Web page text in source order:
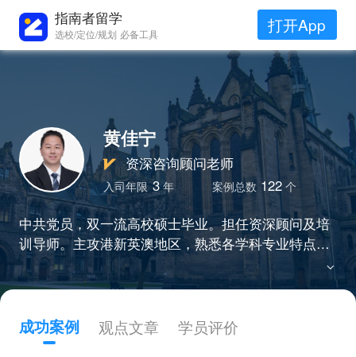
指南者留学
选校/定位/规划 必备工具 打开App
黄佳宁
资深咨询顾问老师
入司年限 3年 案例总数 122 个
中共党员，双一流高校硕士毕业。担任资深顾问及培
训导师。主攻港新英澳地区，熟悉各学科专业特点及
招生偏好，擅长个性化选校定位，帮助同学斩获IC、
UCL、NUS、HKU等名校录取。"无套路"咨询、"全身
可。
成功案例 观点文章
学员评价